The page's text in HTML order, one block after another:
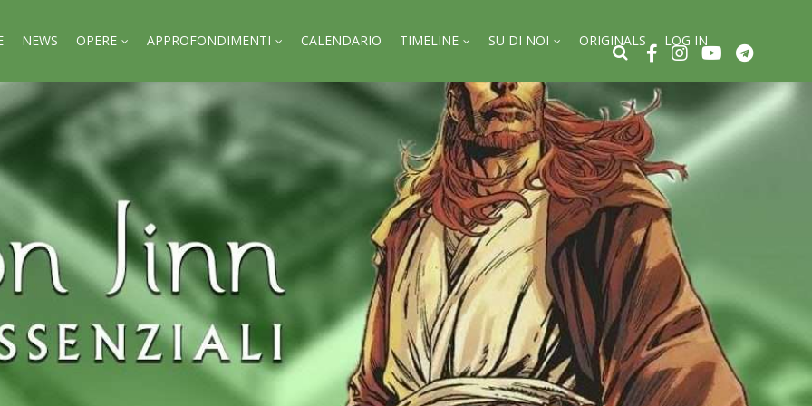
NEWS OPERE APPROFONDIMENTI CALENDARIO TIMELINE SU DI NOI ORIGINALS LOG IN